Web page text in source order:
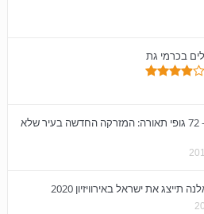
בכרמי גת
14 מטר גובה ו- 72 גופי תאורה: המזרקה החדשה בעיר שלא
תייצג את ישראל באירוויזיון 2020